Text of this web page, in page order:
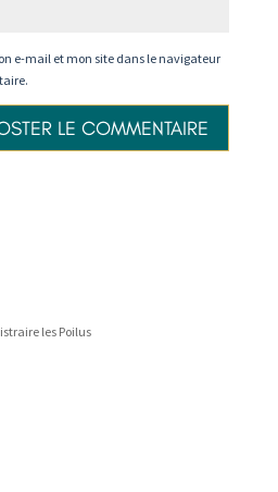
e-mail et mon site dans le navigateur
les Poilus